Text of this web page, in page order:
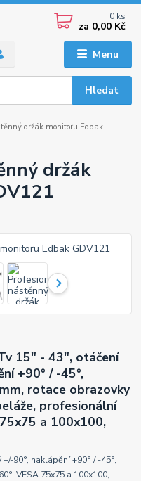
Menu
Hledat
0 ks
za 0,00 Kč
držák monitoru Edbak
držák
15" - 43", otáčení
+90° / -45°,
rotace obrazovky
profesionální
a 100x100,
90°, naklápění +90° / -45°,
VESA 75x75 a 100x100,